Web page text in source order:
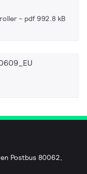
pdf 992.8 kB
Postbus 80062,